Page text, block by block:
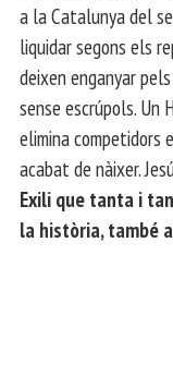
a la Catalunya del
liquidar segons els
deixen enganyar
sense escrúpols. Un
elimina competidors
acabat de nàixer.
Exili que tanta i
la història, també